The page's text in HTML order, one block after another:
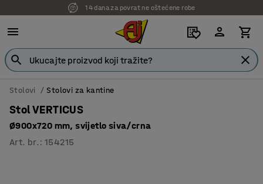
14 dana za povrat ne oštećene robe
Stolovi Stolovi za kantine
Stol VERTICUS
Ø900x720 mm, svijetlo siva/crna
Art. br. :154215